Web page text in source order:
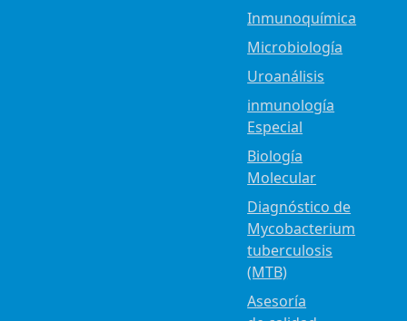
Inmunoquímica
Microbiología
Uroanálisis
inmunología
Especial
Biología
Molecular
Diagnóstico de
Mycobacterium
tuberculosis
(MTB)
Asesoría